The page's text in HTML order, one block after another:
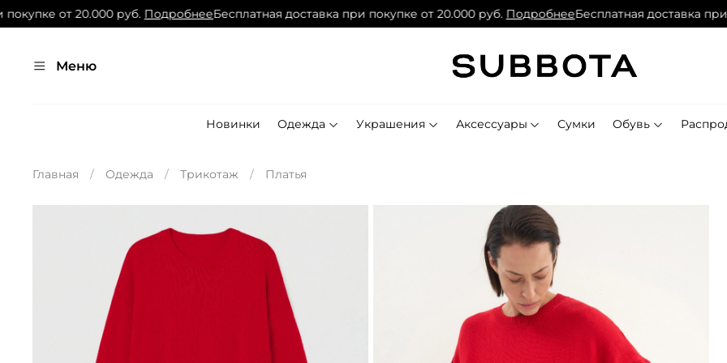
от 20.000 руб.ПодробнееБесплатная доставка при покупке от 20.000 руб.ПодробнееБесплатная доставка при
Меню
Новинки Одежда Украшения Аксессуары Сумки Обувь
Главная Одежда Трикотаж Платья